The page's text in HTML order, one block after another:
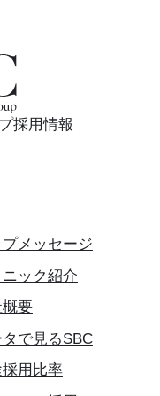
採用情報
プメッセージ
ニック紹介
要
で見るSBC
採用比率